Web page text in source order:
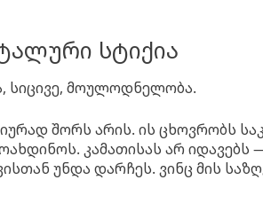
სტიქია
სიცივე, მოულოდნელობა.
შორს არის. ის ცხოვრობს
კამათისას არ
უნდა დარჩეს. ვინც მის